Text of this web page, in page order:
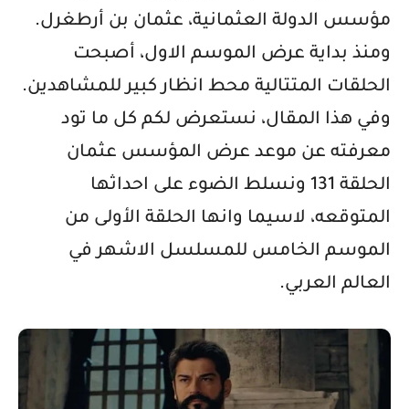
مؤسس الدولة العثمانية، عثمان بن أرطغرل.
ومنذ بداية عرض الموسم الاول، أصبحت
الحلقات المتتالية محط انظار كبير للمشاهدين.
وفي هذا المقال، نستعرض لكم كل ما تود
معرفته عن موعد عرض المؤسس عثمان
الحلقة 131 ونسلط الضوء على احداثها
المتوقعه، لاسيما وانها الحلقة الأولى من
الموسم الخامس للمسلسل الاشهر في
العالم العربي.